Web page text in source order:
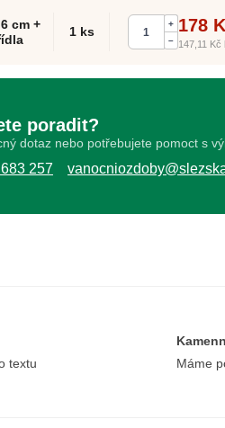
cm +
1 ks
+
–
178
147,11 Kč
poradit?
dotaz nebo potřebujete pomoct s
257
textu
Máme